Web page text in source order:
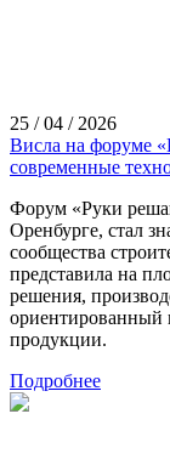
25 / 04 / 2026
Висла на форуме
современные
Форум «Руки
Оренбурге, стал
сообщества
представила на
решения,
ориентированный
продукции.
Подробнее